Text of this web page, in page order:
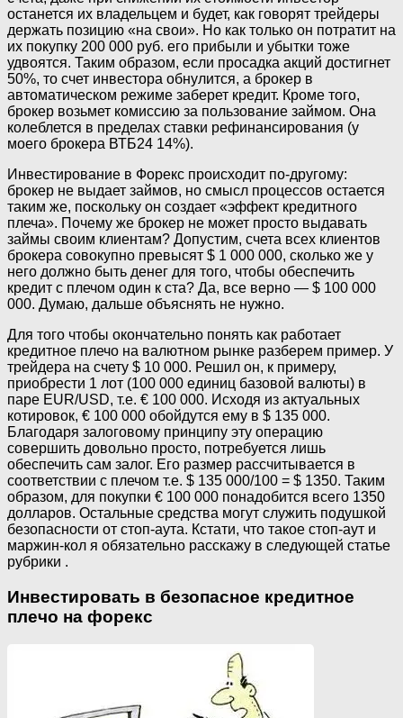
останется их владельцем и будет, как говорят трейдеры
держать позицию «на свои». Но как только он потратит на
их покупку 200 000 руб. его прибыли и убытки тоже
удвоятся. Таким образом, если просадка акций достигнет
50%, то счет инвестора обнулится, а брокер в
автоматическом режиме заберет кредит. Кроме того,
брокер возьмет комиссию за пользование займом. Она
колеблется в пределах ставки рефинансирования (у
моего брокера ВТБ24 14%).
Инвестирование в Форекс происходит по-другому:
брокер не выдает займов, но смысл процессов остается
таким же, поскольку он создает «эффект кредитного
плеча». Почему же брокер не может просто выдавать
займы своим клиентам? Допустим, счета всех клиентов
брокера совокупно превысят $ 1 000 000, сколько же у
него должно быть денег для того, чтобы обеспечить
кредит с плечом один к ста? Да, все верно — $ 100 000
000. Думаю, дальше объяснять не нужно.
Для того чтобы окончательно понять как работает
кредитное плечо на валютном рынке разберем пример. У
трейдера на счету $ 10 000. Решил он, к примеру,
приобрести 1 лот (100 000 единиц базовой валюты) в
паре EUR/USD, т.е. € 100 000. Исходя из актуальных
котировок, € 100 000 обойдутся ему в $ 135 000.
Благодаря залоговому принципу эту операцию
совершить довольно просто, потребуется лишь
обеспечить сам залог. Его размер рассчитывается в
соответствии с плечом т.е. $ 135 000/100 = $ 1350. Таким
образом, для покупки € 100 000 понадобится всего 1350
долларов. Остальные средства могут служить подушкой
безопасности от стоп-аута. Кстати, что такое стоп-аут и
маржин-кол я обязательно расскажу в следующей статье
рубрики .
Инвестировать в безопасное кредитное
плечо на форекс